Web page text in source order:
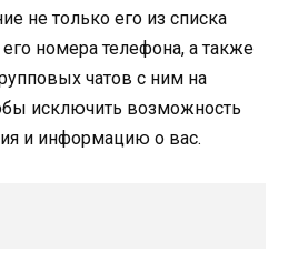
не только его из списка
номера телефона, а также
чатов с ним на
исключить возможность
и информацию о вас.